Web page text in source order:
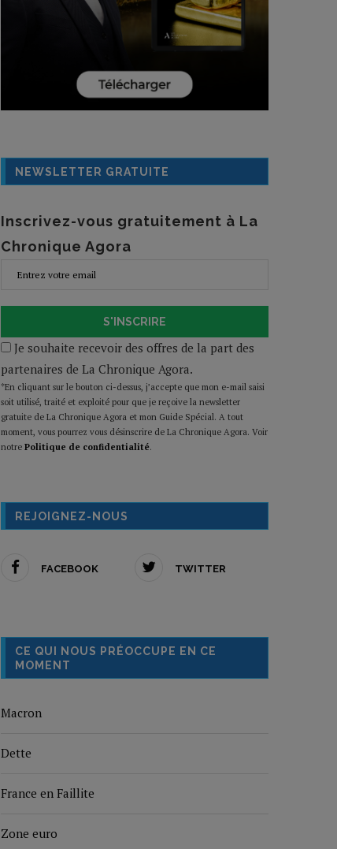
NEWSLETTER GRATUITE
Inscrivez-vous gratuitement à La
Chronique Agora
S'INSCRIRE
Je souhaite recevoir des offres de la part des
partenaires de La Chronique Agora.
*En cliquant sur le bouton ci-dessus, j’accepte que mon e-mail saisi
soit utilisé, traité et exploité pour que je reçoive la newsletter
gratuite de La Chronique Agora et mon Guide Spécial. A tout
moment, vous pourrez vous désinscrire de La Chronique Agora. Voir
notre Politique de confidentialité.
REJOIGNEZ-NOUS
FACEBOOK TWITTER
CE QUI NOUS PRÉOCCUPE EN CE
MOMENT
Macron
Dette
France en Faillite
Zone euro